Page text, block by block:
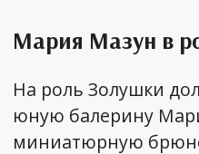
Мария Мазун в
На роль Золушки
юную балерину
миниатюрную